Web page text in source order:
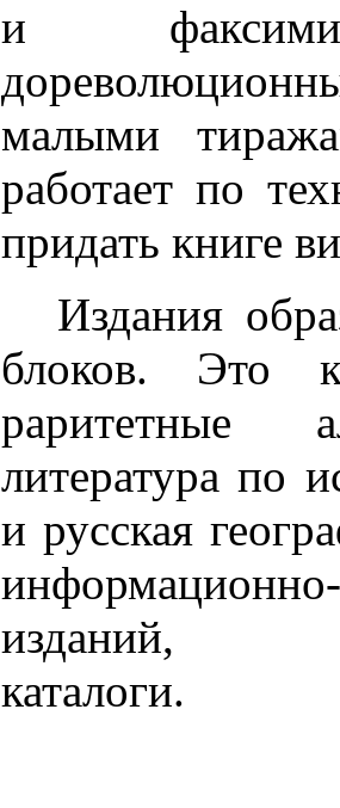
и
малыми
работает по
придать книге
Издания
блоков. Это
раритетные
литература по
и русская
изданий,
каталоги.